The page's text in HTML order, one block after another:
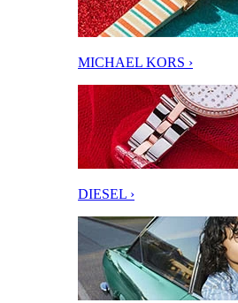
MICHAEL KORS ›
DIESEL ›